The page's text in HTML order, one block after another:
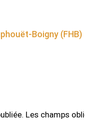
Boigny (FHB)
Les champs